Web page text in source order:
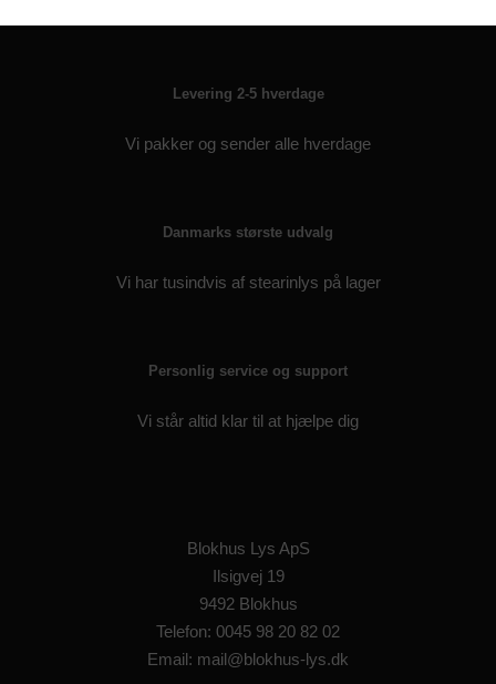
Levering 2-5 hverdage
Vi pakker og sender alle hverdage
Danmarks største udvalg
Vi har tusindvis af stearinlys på lager
Personlig service og support
Vi står altid klar til at hjælpe dig
Blokhus Lys ApS
Ilsigvej 19
9492 Blokhus
Telefon: 0045 98 20 82 02
Email: mail@blokhus-lys.dk